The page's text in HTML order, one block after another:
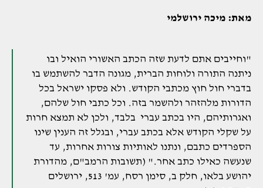
מאת: מיכה ירושלמי
"וחייבים אתם לדעת שזה הכתב האשורי הואיל ובו
ניתנה התורה ולוחות הברית, מגונה הדבר להשתמש בו
בדברי חול חוץ מכתבי הקודש. ולא פסקו ישראל בכל
הדורות מלהזהר ולהשמר בזה. וכל כתבי חול שלהם,
ואגרותיהם, היו בכתב עברי בלבד, ולכן לא תמצא חרות
על שקלי הקודש אלא בכתב עברי, ובגלל זה הענין שינו
הספרדים כתבם, ונתנו לאותיות צורות אחרות, עד
שנעשה כאילו כתב אחר." (תשובות הרמב"ם, מהדורת
יהושע בלאו, חלק ב, סימן רסח, עמ' 513, ירושלים